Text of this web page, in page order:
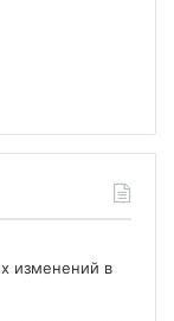
изменений в